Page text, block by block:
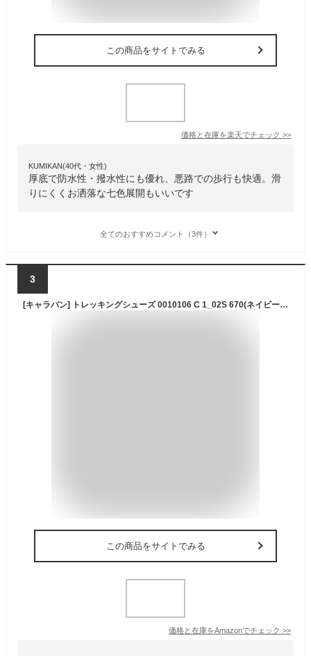
この商品をサイトでみる
価格と在庫を楽天でチェック >>
KUMIKAN(40代・女性)
厚底で防水性・撥水性にも優れ、悪路での歩行も快適。滑
りにくくお洒落な七色展開もいいです
全てのおすすめコメント（3件）
3
[キャラバン] トレッキングシューズ 0010106 C 1_02S 670(ネイビー) 23.5 cm 3E
この商品をサイトでみる
価格と在庫をAmazonでチェック >>